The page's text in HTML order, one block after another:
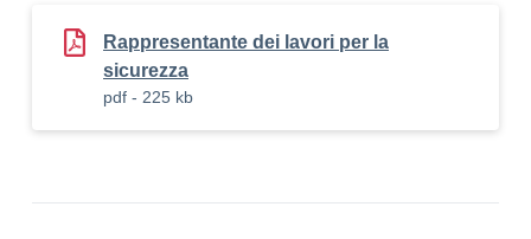
Rappresentante dei lavori per la
sicurezza
pdf - 225 kb